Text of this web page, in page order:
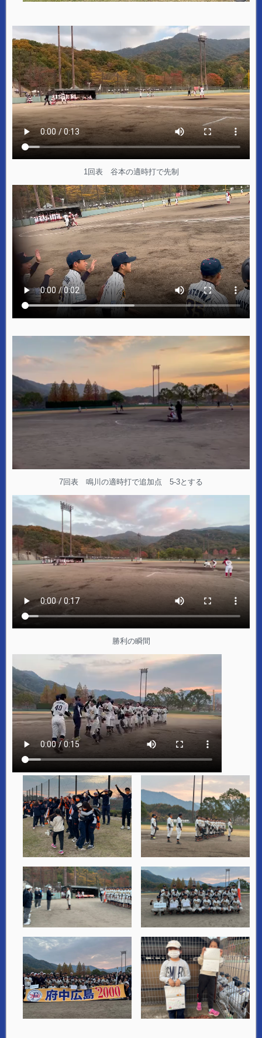
1回表 谷本の適時打で先制
7回表 鳴川の適時打で追加点 5-3とする
勝利の瞬間